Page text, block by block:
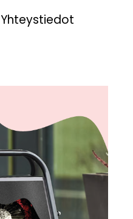
Yhteystiedot